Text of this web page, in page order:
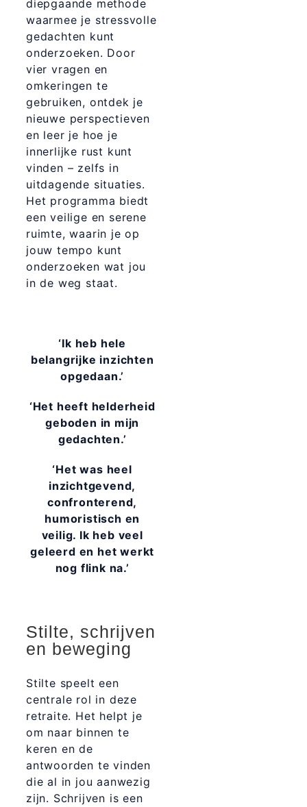
diepgaande methode
waarmee je stressvolle
gedachten kunt
onderzoeken. Door
vier vragen en
omkeringen te
gebruiken, ontdek je
nieuwe perspectieven
en leer je hoe je
innerlijke rust kunt
vinden – zelfs in
uitdagende situaties.
Het programma biedt
een veilige en serene
ruimte, waarin je op
jouw tempo kunt
onderzoeken wat jou
in de weg staat.
‘Ik heb hele
belangrijke inzichten
opgedaan.’
‘Het heeft helderheid
geboden in mijn
gedachten.’
‘Het was heel
inzichtgevend,
confronterend,
humoristisch en
veilig. Ik heb veel
geleerd en het werkt
nog flink na.’
Stilte, schrijven
en beweging
Stilte speelt een
centrale rol in deze
retraite. Het helpt je
om naar binnen te
keren en de
antwoorden te vinden
die al in jou aanwezig
zijn. Schrijven is een